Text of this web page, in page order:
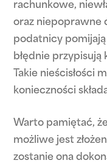
rachunkowe,
oraz niepoprawne
podatnicy
błędnie przypisują
Takie nieścisłości
konieczności
Warto pamiętać,
możliwe jest
zostanie ona